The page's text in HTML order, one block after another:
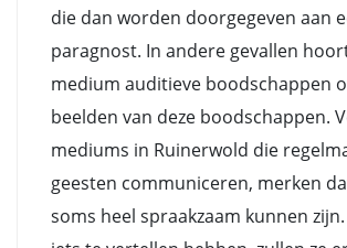
die dan worden doorgegeven aan
paragnost. In andere gevallen
medium auditieve boodschappen
beelden van deze boodschappen.
mediums in Ruinerwold die
geesten communiceren, merken
soms heel spraakzaam kunnen zijn.